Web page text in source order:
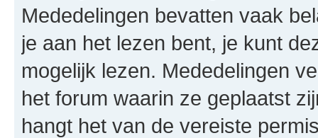
Mededelingen bevatten vaak
je aan het lezen bent, je kunt
mogelijk lezen. Mededelingen
het forum waarin ze geplaatst
hangt het van de vereiste